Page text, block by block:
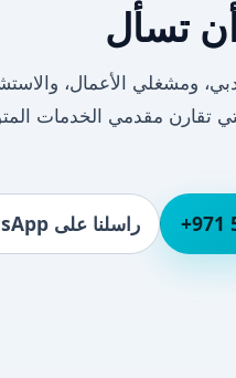
تسأل
ومشغلي الأعمال،
تقارن مقدمي الخدمات
راسلنا على WhatsApp